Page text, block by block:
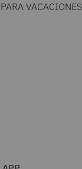
VACACIONES